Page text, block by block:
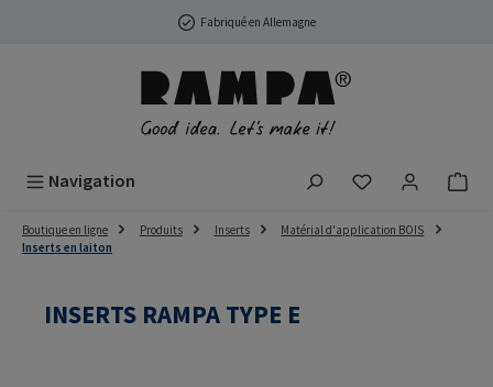
Passer au contenu principalFabriqué en Allemagne
Navigation Vous avez 0
Boutique en ligne Produits Inserts
Matérial d'application BOIS
Inserts en laiton
INSERTS RAMPA TYPE E